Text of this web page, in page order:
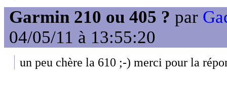
Garmin 210 ou 405 ? par
04/05/11 à 13:55:20
un peu chère la 610 ;-) merci pour la